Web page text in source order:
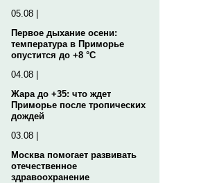
05.08 |
Первое дыхание осени:
температура в Приморье
опустится до +8 °C
04.08 |
Жара до +35: что ждет
Приморье после тропических
дождей
03.08 |
Москва помогает развивать
отечественное
здравоохранение